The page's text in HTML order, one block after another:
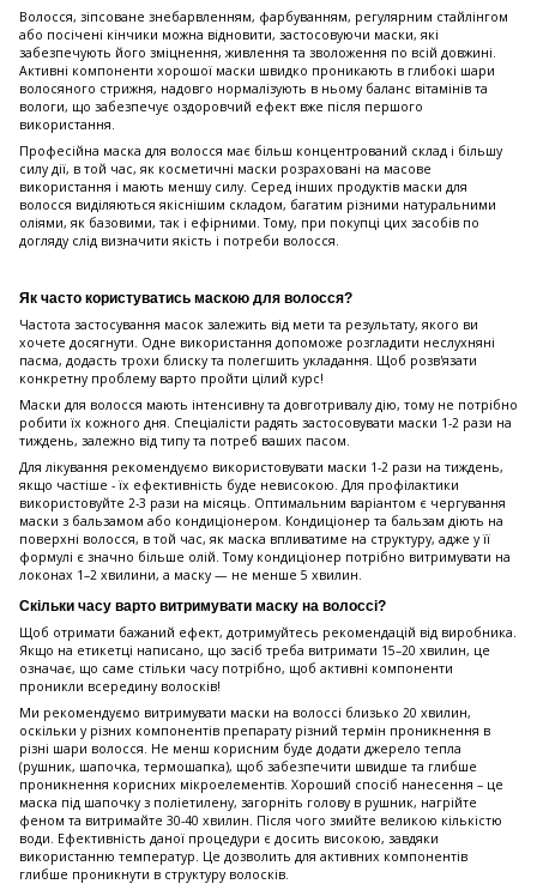
Волосся, зіпсоване знебарвленням, фарбуванням, регулярним стайлінгом
або посічені кінчики можна відновити, застосовуючи маски, які
забезпечують його зміцнення, живлення та зволоження по всій довжині.
Активні компоненти хорошої маски швидко проникають в глибокі шари
волосяного стрижня, надовго нормалізують в ньому баланс вітамінів та
вологи, що забезпечує оздоровчий ефект вже після першого
використання.
Професійна маска для волосся має більш концентрований склад і більшу
силу дії, в той час, як косметичні маски розраховані на масове
використання і мають меншу силу. Серед інших продуктів маски для
волосся виділяються якіснішим складом, багатим різними натуральними
оліями, як базовими, так і ефірними. Тому, при покупці цих засобів по
догляду слід визначити якість і потреби волосся.
Як часто користуватись маскою для волосся?
Частота застосування масок залежить від мети та результату, якого ви
хочете досягнути. Одне використання допоможе розгладити неслухняні
пасма, додасть трохи блиску та полегшить укладання. Щоб розв'язати
конкретну проблему варто пройти цілий курс!
Маски для волосся мають інтенсивну та довготривалу дію, тому не потрібно
робити їх кожного дня. Спеціалісти радять застосовувати маски 1-2 рази на
тиждень, залежно від типу та потреб ваших пасом.
Для лікування рекомендуємо використовувати маски 1-2 рази на тиждень,
якщо частіше - їх ефективність буде невисокою. Для профілактики
використовуйте 2-3 рази на місяць. Оптимальним варіантом є чергування
маски з бальзамом або кондиціонером. Кондиціонер та бальзам діють на
поверхні волосся, в той час, як маска впливатиме на структуру, адже у її
формулі є значно більше олій. Тому кондиціонер потрібно витримувати на
локонах 1–2 хвилини, а маску — не менше 5 хвилин.
Скільки часу варто витримувати маску на волоссі?
Щоб отримати бажаний ефект, дотримуйтесь рекомендацій від виробника.
Якщо на етикетці написано, що засіб треба витримати 15–20 хвилин, це
означає, що саме стільки часу потрібно, щоб активні компоненти
проникли всередину волосків!
Ми рекомендуємо витримувати маски на волоссі близько 20 хвилин,
оскільки у різних компонентів препарату різний термін проникнення в
різні шари волосся. Не менш корисним буде додати джерело тепла
(рушник, шапочка, термошапка), щоб забезпечити швидше та глибше
проникнення корисних мікроелементів. Хороший спосіб нанесення – це
маска під шапочку з поліетилену, загорніть голову в рушник, нагрійте
феном та витримайте 30-40 хвилин. Після чого змийте великою кількістю
води. Ефективність даної процедури є досить високою, завдяки
використанню температур. Це дозволить для активних компонентів
глибше проникнути в структуру волосків.